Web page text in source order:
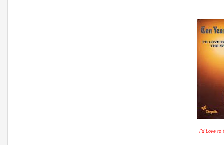
I'd Love to